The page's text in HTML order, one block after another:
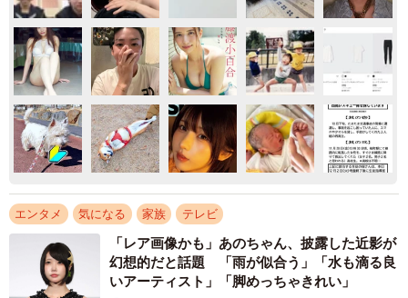
エンタメ 気になる 家族 テレビ
「レア画像かも」あのちゃん、披露した近影が
幻想的だと話題 「雨が似合う」「水も滴る良
いアーティスト」「脚めっちゃきれい」